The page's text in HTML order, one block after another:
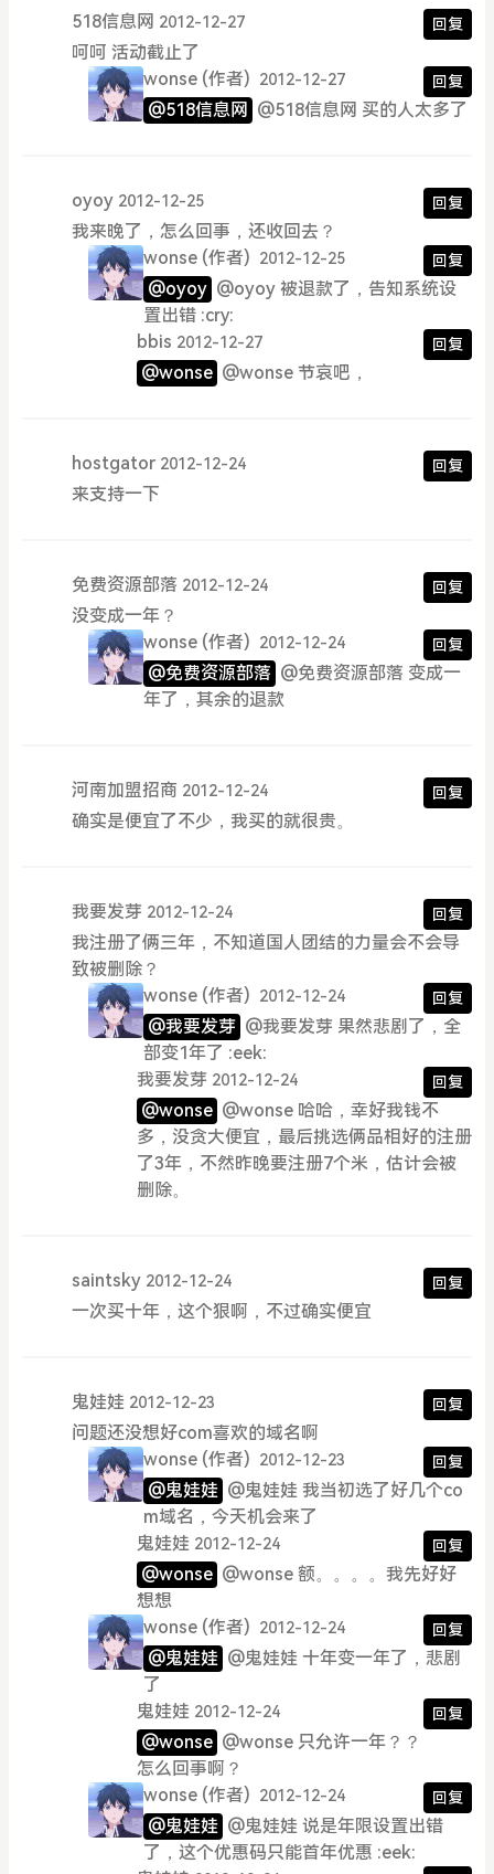
518信息网 2012-12-27 回复
呵呵 活动截止了
wonse (作者) 2012-12-27 回复
@518信息网 @518信息网 买的人太多了
oyoy 2012-12-25 回复
我来晚了，怎么回事，还收回去？
wonse (作者) 2012-12-25 回复
@oyoy @oyoy 被退款了，告知系统设
置出错 :cry:
bbis 2012-12-27 回复
@wonse @wonse 节哀吧，
hostgator 2012-12-24 回复
来支持一下
免费资源部落 2012-12-24 回复
没变成一年？
wonse (作者) 2012-12-24 回复
@免费资源部落 @免费资源部落 变成一
年了，其余的退款
河南加盟招商 2012-12-24 回复
确实是便宜了不少，我买的就很贵。
我要发芽 2012-12-24 回复
我注册了俩三年，不知道国人团结的力量会不会导
致被删除？
wonse (作者) 2012-12-24 回复
@我要发芽 @我要发芽 果然悲剧了，全
部变1年了 :eek:
我要发芽 2012-12-24 回复
@wonse @wonse 哈哈，幸好我钱不
多，没贪大便宜，最后挑选俩品相好的注册
了3年，不然昨晚要注册7个米，估计会被
删除。
saintsky 2012-12-24 回复
一次买十年，这个狠啊，不过确实便宜
鬼娃娃 2012-12-23 回复
问题还没想好com喜欢的域名啊
wonse (作者) 2012-12-23 回复
@鬼娃娃 @鬼娃娃 我当初选了好几个co
m域名，今天机会来了
鬼娃娃 2012-12-24 回复
@wonse @wonse 额。。。。我先好好
想想
wonse (作者) 2012-12-24 回复
@鬼娃娃 @鬼娃娃 十年变一年了，悲剧
了
鬼娃娃 2012-12-24 回复
@wonse @wonse 只允许一年？？
怎么回事啊？
wonse (作者) 2012-12-24 回复
@鬼娃娃 @鬼娃娃 说是年限设置出错
了，这个优惠码只能首年优惠 :eek: